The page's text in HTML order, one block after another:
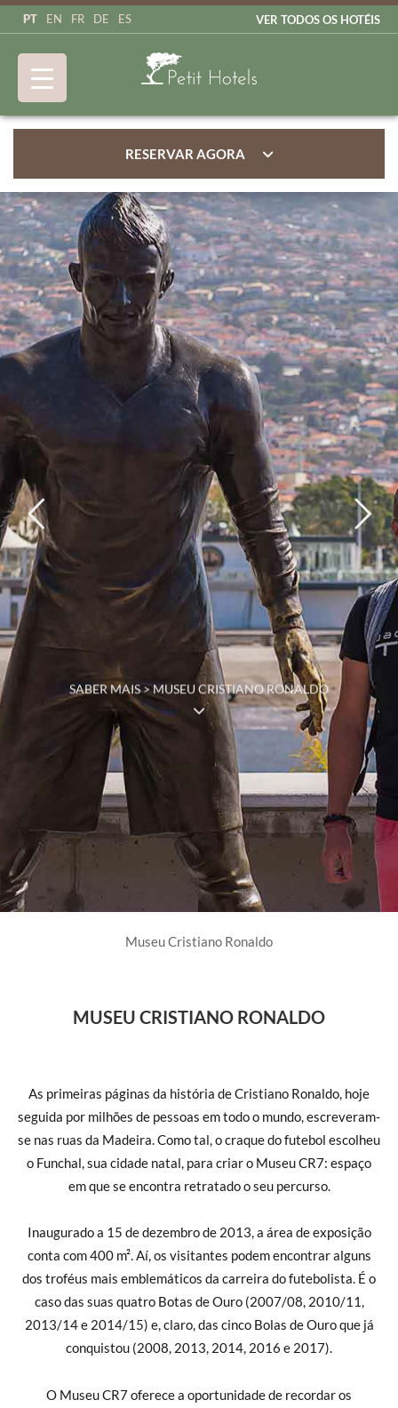
PT EN FR DE ES VER TODOS OS HOTÉIS
RESERVAR AGORA
SABER MAIS > MUSEU CRISTIANO RONALDO
Museu Cristiano Ronaldo
MUSEU CRISTIANO RONALDO
As primeiras páginas da história de Cristiano Ronaldo, hoje
seguida por milhões de pessoas em todo o mundo, escreveram-
se nas ruas da Madeira. Como tal, o craque do futebol escolheu
o Funchal, sua cidade natal, para criar o Museu CR7: espaço
em que se encontra retratado o seu percurso.
Inaugurado a 15 de dezembro de 2013, a área de exposição
conta com 400 m². Aí, os visitantes podem encontrar alguns
dos troféus mais emblemáticos da carreira do futebolista. É o
caso das suas quatro Botas de Ouro (2007/08, 2010/11,
2013/14 e 2014/15) e, claro, das cinco Bolas de Ouro que já
conquistou (2008, 2013, 2014, 2016 e 2017).
O Museu CR7 oferece a oportunidade de recordar os